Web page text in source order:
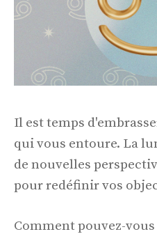
Il est temps
qui vous entoure. La
de nouvelles
pour redéfinir vos
Comment pouvez-